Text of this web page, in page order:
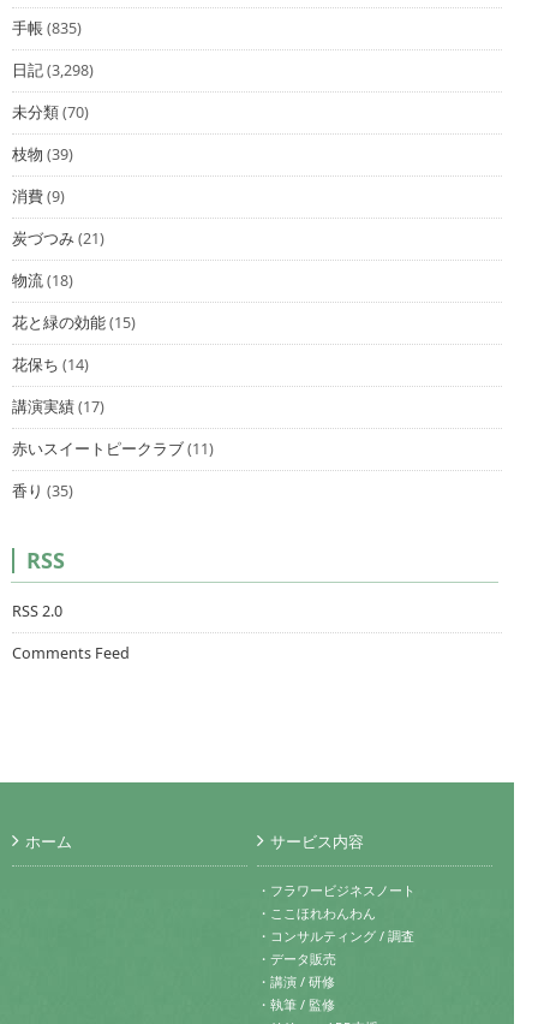
手帳(835)
日記(3,298)
未分類(70)
枝物 (39)
消費(9)
炭づつみ(21)
物流(18)
花と緑の効能(15)
花保ち (14)
講演実績(17)
赤いスイートピークラブ(11)
香り (35)
RSS
RSS 2.0
Comments Feed
ホーム サービス内容
・フラワービジネスノート
・ここほれわんわん
・コンサルティング / 調査
・データ販売
・講演 / 研修
・執筆 / 監修